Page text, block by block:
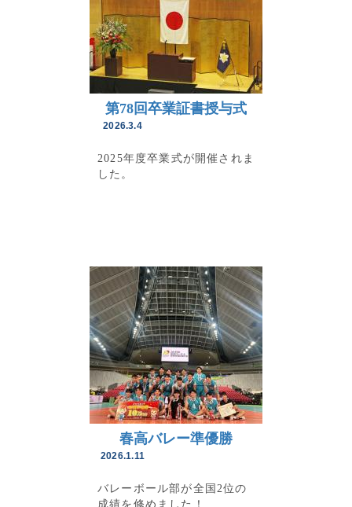
第78回卒業証書授与式
2026.3.4
2025年度卒業式が開催されま
した。
春高バレー準優勝
2026.1.11
バレーボール部が全国2位の
成績を修めました！